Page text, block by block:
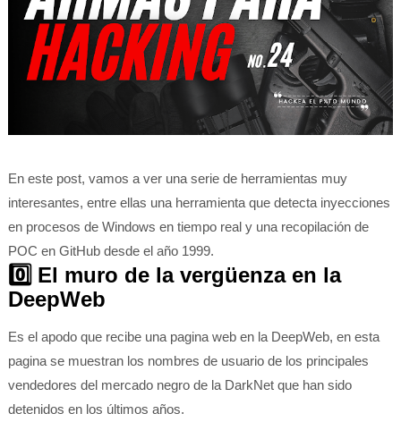
En este post, vamos a ver una serie de herramientas muy
interesantes, entre ellas una herramienta que detecta inyecciones
en procesos de Windows en tiempo real y una recopilaciónde
POC en GitHub desde el año 1999.
0️⃣ El muro de la vergüenza en la
DeepWeb
Es el apodo que recibe una pagina web en la DeepWeb, en esta
pagina se muestran los nombres de usuario de los principales
vendedores del mercado negro de la DarkNet que han sido
detenidos en los últimos años.